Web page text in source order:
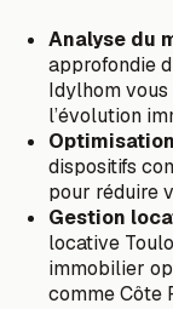
Analyse du
approfondie
Idylhom
l’évolution
dispositifs
pour réduire
Gestion
locative
immobilier
comme Côte